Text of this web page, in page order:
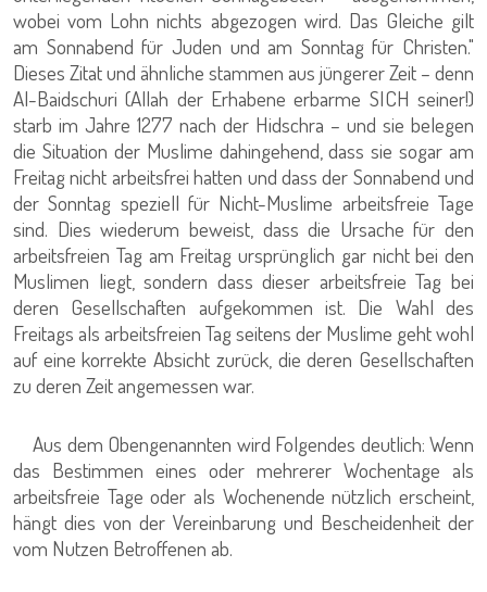
wobei vom Lohn nichts abgezogen wird. Das Gleiche gilt
am Sonnabend für Juden und am Sonntag für Christen."
Dieses Zitat und ähnliche stammen aus jüngerer Zeit – denn
Al-Baidschuri (Allah der Erhabene erbarme SICH seiner!)
starb im Jahre 1277 nach der Hidschra – und sie belegen
die Situation der Muslime dahingehend, dass sie sogar am
Freitag nicht arbeitsfrei hatten und dass der Sonnabend und
der Sonntag speziell für Nicht-Muslime arbeitsfreie Tage
sind. Dies wiederum beweist, dass die Ursache für den
arbeitsfreien Tag am Freitag ursprünglich gar nicht bei den
Muslimen liegt, sondern dass dieser arbeitsfreie Tag bei
deren Gesellschaften aufgekommen ist. Die Wahl des
Freitags als arbeitsfreien Tag seitens der Muslime geht wohl
auf eine korrekte Absicht zurück, die deren Gesellschaften
zu deren Zeit angemessen war.
Aus dem Obengenannten wird Folgendes deutlich: Wenn
das Bestimmen eines oder mehrerer Wochentage als
arbeitsfreie Tage oder als Wochenende nützlich erscheint,
hängt dies von der Vereinbarung und Bescheidenheit der
vom Nutzen Betroffenen ab.